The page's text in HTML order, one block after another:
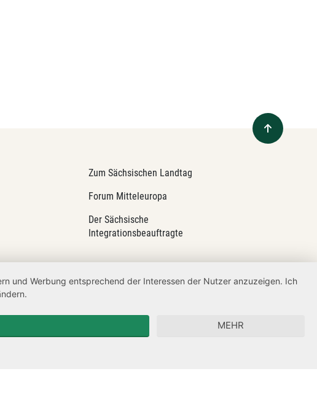
Zum Sächsischen Landtag
Forum Mitteleuropa
Der Sächsische
Integrationsbeauftragte
und Werbung entsprechend der Interessen der Nutzer anzuzeigen. Ich
MEHR